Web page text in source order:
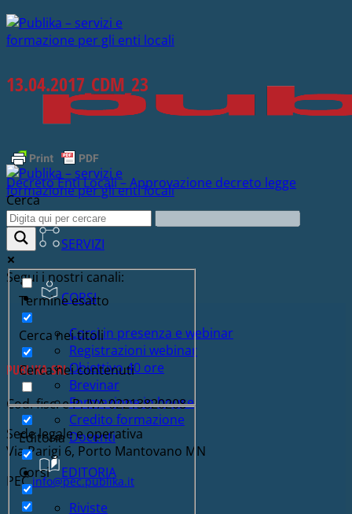
SERVIZI
CORSI
Corsi in presenza e webinar
Registrazioni webinar
Obiettivo 40 ore
Brevinar
Formazione in house
Credito formazione
Docenti
EDITORIA
Riviste
13.04.2017_CDM_23
Decreto Enti Locali – Approvazione decreto legge
Cerca
Termine esatto
Cerca nei titoli
Cerca nei contenuti
Editoria
Corsi
Segui i nostri canali:
PUBLIKA SRL
Cod. fisc. e P. IVA 02213820208
Sede legale e operativa
Via Parigi 6, Porto Mantovano MN
PECinfo@pec.publika.it